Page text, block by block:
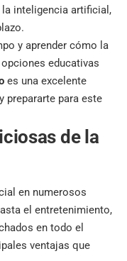
inteligencia artificial,
y aprender cómo la
educativas
es una excelente
prepararte para este
de la
en numerosos
el entretenimiento,
en todo el
ventajas que